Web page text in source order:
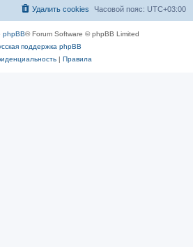
Часовой пояс: UTC+03:00
Удалить cookies
phpBB® Forum Software © phpBB Limited
поддержка phpBB
| Правила